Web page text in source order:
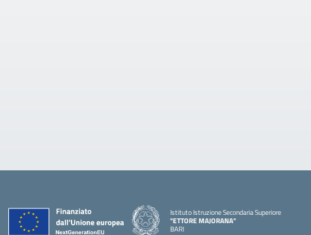
Istituto Istruzione Secondaria Superiore
"ETTORE MAJORANA"
BARI